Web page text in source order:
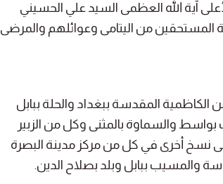
آية الله العظمى السيد علي الحسيني
من اليتامى وعوائلهم والمرضى
المقدسة ببغداد والحلة ببابل
بواسط والسماوة بالمثنى وكل من الزبير
نسخ أخرى في كل من مركز مدينة البصرة
والمسيب ببابل وبلد بصلاح الدين.